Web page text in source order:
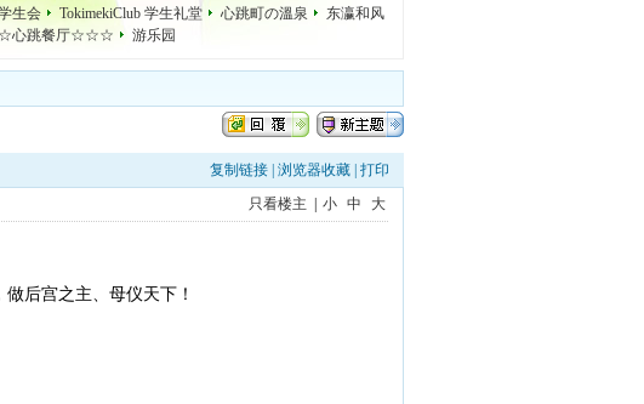
生会 TokimekiClub 学生礼堂 心跳町の溫泉
东瀛和风
跳餐厅☆☆☆
游乐园
复制链接 浏览器收藏 打印
只看楼主 小 中 大
后宫之主、母仪天下！